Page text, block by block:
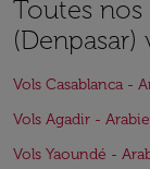
Toutes nos
(Denpasar)
Vols Casablanca -
Vols Agadir -
Vols Yaoundé -